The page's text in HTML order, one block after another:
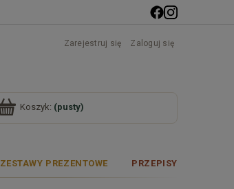
Zarejestruj się Zaloguj się
Koszyk: (pusty)
ZESTAWY PREZENTOWE PRZEPISY